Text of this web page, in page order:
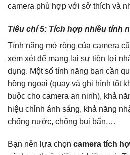
camera phù hợp với sở thích và
Tiêu chí 5: Tích hợp nhiều tính
Tính năng mở rộng của camera
xem xét để mang lại sự tiện lợi
dụng. Một số tính năng bạn cần
hồng ngoại (quay và ghi hình tốt
buộc cho camera an ninh), khả
hiệu chỉnh ánh sáng, khả năng
chống nước, chống bụi bẩn,…
Bạn nên lựa chọn camera tích